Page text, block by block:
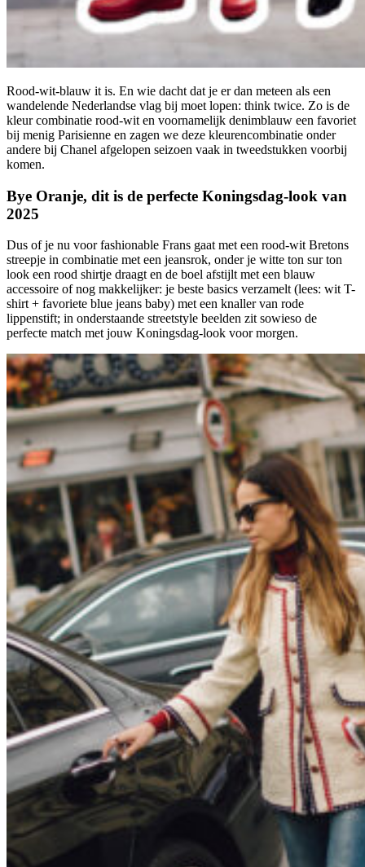
Rood-wit-blauw it is. En wie dacht dat je er dan meteen als een
wandelende Nederlandse vlag bij moet lopen: think twice. Zo is de
kleur combinatie rood-wit en voornamelijk denimblauw een favoriet
bij menig Parisienne en zagen we deze kleurencombinatie onder
andere bij Chanel afgelopen seizoen vaak in tweedstukken voorbij
komen.
Bye Oranje, dit is de perfecte Koningsdag-look van
2025
Dus of je nu voor fashionable Frans gaat met een rood-wit Bretons
streepje in combinatie met een jeansrok, onder je witte ton sur ton
look een rood shirtje draagt en de boel afstijlt met een blauw
accessoire of nog makkelijker: je beste basics verzamelt (lees: wit T-
shirt + favoriete blue jeans baby) met een knaller van rode
lippenstift; in onderstaande streetstyle beelden zit sowieso de
perfecte match met jouw Koningsdag-look voor morgen.